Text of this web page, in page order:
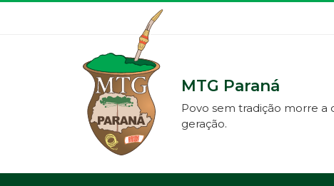
MTG Paraná
Povo sem tradição morre a
geração.